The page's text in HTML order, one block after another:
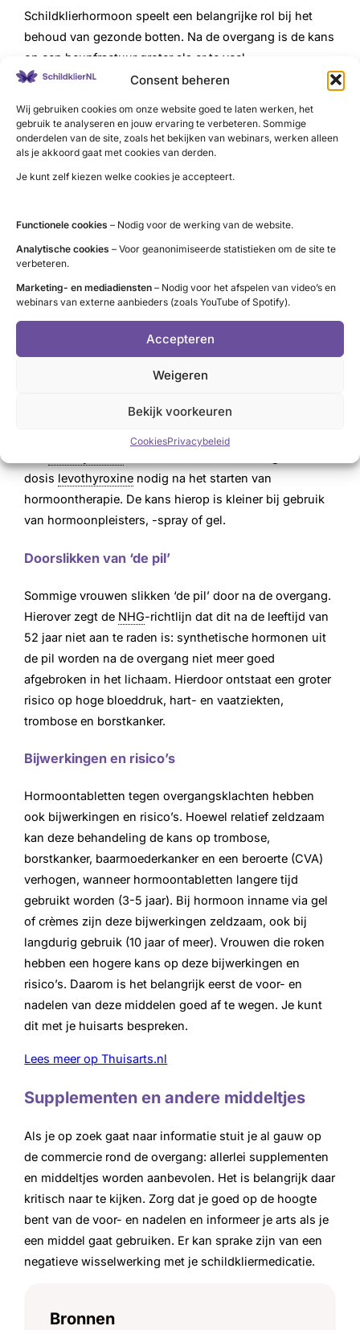
Consent beheren
Wij gebruiken cookies om onze website goed te laten werken, het
gebruik te analyseren en jouw ervaring te verbeteren. Sommige
onderdelen van de site, zoals het bekijken van webinars, werken alleen
als je akkoord gaat met cookies van derden.
Je kunt zelf kiezen welke cookies je accepteert.
Functionele cookies – Nodig voor de werking van de website.
Analytische cookies – Voor geanonimiseerde statistieken om de site te
verbeteren.
Marketing- en mediadiensten – Nodig voor het afspelen van video’s en
webinars van externe aanbieders (zoals YouTube of Spotify).
Accepteren
Weigeren
Bekijk voorkeuren
CookiesPrivacybeleid
Schildklierhormoon speelt een belangrijke rol bij het
behoud van gezonde botten. Na de overgang is de kans
op een heupfractuur groter als er te veel
schildklierhormoon in het bloed zit.
De overgang te lijf?
Hormoontherapie ja of nee?
Je kunt overwegen in de overgang tijdelijk hormonen te
bezigheden niet kunt voortzetten.
als je door de nachtelijke zweetaanvallen niet kunt
slapen.
Hormoontherapie bevat een oestrogeen (net als in de
pil, maar in kleinere hoeveelheden) en progesteron.
Progesteron wordt alleen gegeven aan vrouwen die nog
een baarmoeder hebben.
Soms hebben vrouwen die voor een te trage schildklier
dosis levothyroxine nodig na het starten van
hormoontherapie. De kans hierop is kleiner bij gebruik
van hormoonpleisters, -spray of gel.
Doorslikken van ‘de pil’
Sommige vrouwen slikken ‘de pil’ door na de overgang.
Hierover zegt de NHG-richtlijn dat dit na de leeftijd van
52 jaar niet aan te raden is: synthetische hormonen uit
de pil worden na de overgang niet meer goed
afgebroken in het lichaam. Hierdoor ontstaat een groter
risico op hoge bloeddruk, hart- en vaatziekten,
trombose en borstkanker.
Bijwerkingen en risico’s
Hormoontabletten tegen overgangsklachten hebben
ook bijwerkingen en risico’s. Hoewel relatief zeldzaam
kan deze behandeling de kans op trombose,
borstkanker, baarmoederkanker en een beroerte (CVA)
verhogen, wanneer hormoontabletten langere tijd
gebruikt worden (3-5 jaar). Bij hormoon inname via gel
of crèmes zijn deze bijwerkingen zeldzaam, ook bij
langdurig gebruik (10 jaar of meer). Vrouwen die roken
hebben een hogere kans op deze bijwerkingen en
risico’s. Daarom is het belangrijk eerst de voor- en
nadelen van deze middelen goed af te wegen. Je kunt
dit met je huisarts bespreken.
Lees meer op Thuisarts.nl
Supplementen en andere middeltjes
Als je op zoek gaat naar informatie stuit je al gauw op
de commercie rond de overgang: allerlei supplementen
en middeltjes worden aanbevolen. Het is belangrijk daar
kritisch naar te kijken. Zorg dat je goed op de hoogte
bent van de voor- en nadelen en informeer je arts als je
een middel gaat gebruiken. Er kan sprake zijn van een
negatieve wisselwerking met je schildkliermedicatie.
Bronnen